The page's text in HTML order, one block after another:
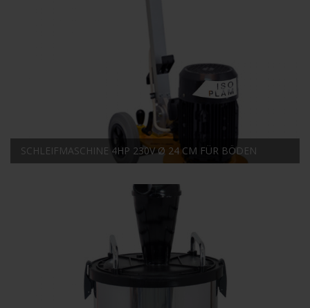
SCHLEIFMASCHINE 4HP 230V Ø 24 CM FÜR BÖDEN